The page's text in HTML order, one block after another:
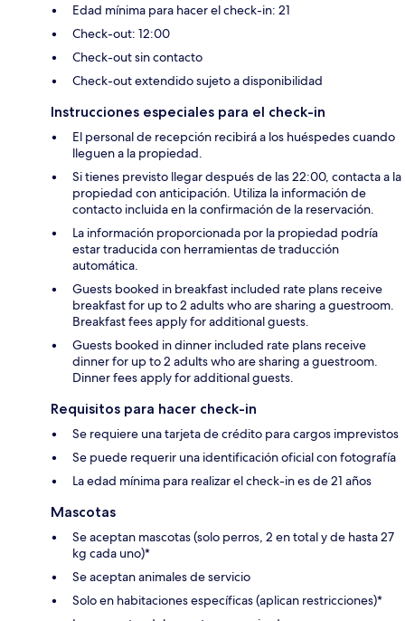
Edad mínima para hacer el check-in: 21
Check-out: 12:00
Check-out sin contacto
Check-out extendido sujeto a disponibilidad
Instrucciones especiales para el check-in
El personal de recepción recibirá a los huéspedes cuando
lleguen a la propiedad.
Si tienes previsto llegar después de las 22:00, contacta a la
propiedad con anticipación. Utiliza la información de
contacto incluida en la confirmación de la reservación.
La información proporcionada por la propiedad podría
estar traducida con herramientas de traducción
automática.
Guests booked in breakfast included rate plans receive
breakfast for up to 2 adults who are sharing a guestroom.
Breakfast fees apply for additional guests.
Guests booked in dinner included rate plans receive
dinner for up to 2 adults who are sharing a guestroom.
Dinner fees apply for additional guests.
Requisitos para hacer check-in
Se requiere una tarjeta de crédito para cargos imprevistos
Se puede requerir una identificación oficial con fotografía
La edad mínima para realizar el check-in es de 21 años
Mascotas
Se aceptan mascotas (solo perros, 2 en total y de hasta 27
kg cada uno)*
Se aceptan animales de servicio
Solo en habitaciones específicas (aplican restricciones)*